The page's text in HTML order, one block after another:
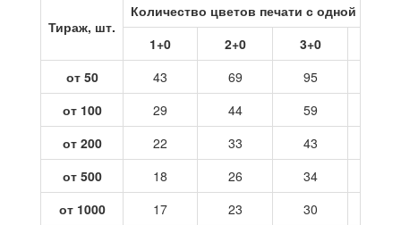
Тираж, шт.
Количество цветов печати с одной
1+0
2+0 3+0
от 50
43 69 95
от 100
29 44 59
от 200
22 33 43
от 500
18 26 34
от 1000
17 23 30